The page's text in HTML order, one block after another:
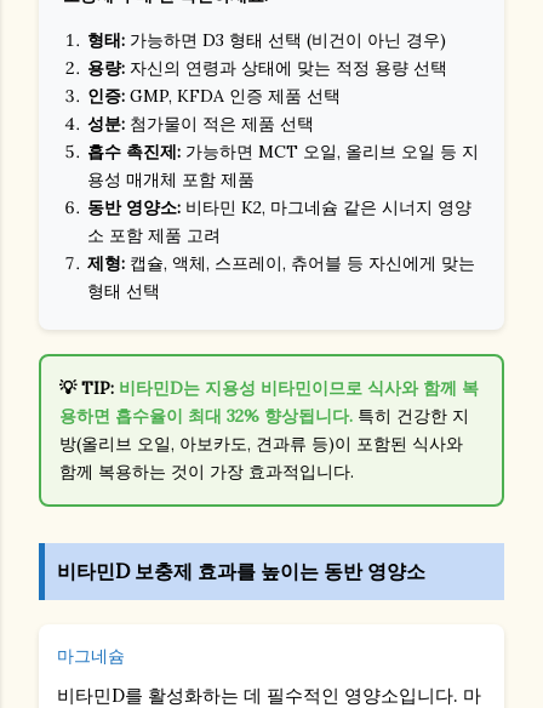
형태: 가능하면 D3 형태 선택 (비건이 아닌 경우)
용량: 자신의 연령과 상태에 맞는 적정 용량 선택
인증: GMP, KFDA 인증 제품 선택
성분: 첨가물이 적은 제품 선택
흡수 촉진제: 가능하면 MCT 오일, 올리브 오일 등 지
용성 매개체 포함 제품
동반 영양소: 비타민 K2, 마그네슘 같은 시너지 영양
소 포함 제품 고려
제형: 캡슐, 액체, 스프레이, 츄어블 등 자신에게 맞는
형태 선택
💡 TIP: 비타민D는 지용성 비타민이므로 식사와 함께 복
용하면 흡수율이 최대 32% 향상됩니다. 특히 건강한 지
방(올리브 오일, 아보카도, 견과류 등)이 포함된 식사와
함께 복용하는 것이 가장 효과적입니다.
비타민D 보충제 효과를 높이는 동반 영양소
마그네슘
비타민D를 활성화하는 데 필수적인 영양소입니다. 마